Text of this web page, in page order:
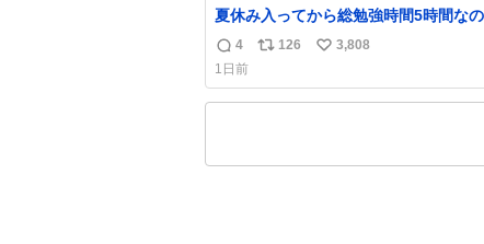
夏休み入ってから総勉強時間5時間な
日京大オープンで今これ
返
信
数
4
リ
ス
126
い
ね
3,808
1日前